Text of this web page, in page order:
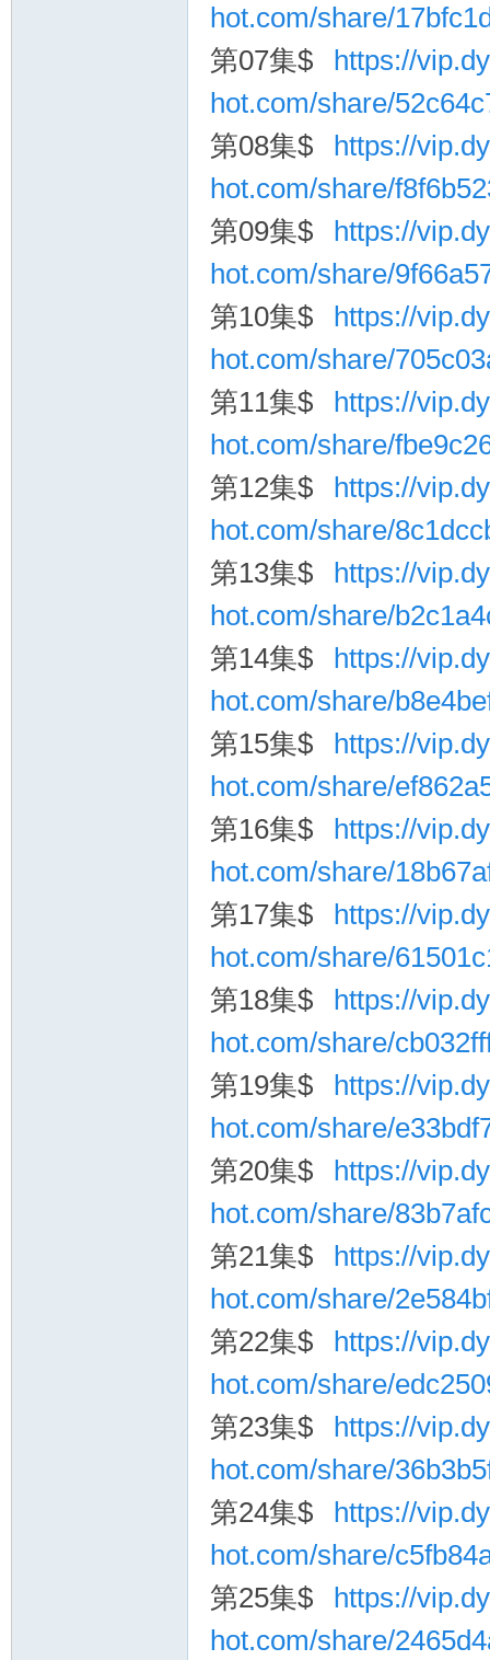
hot.com/share/
第07集$
https://
hot.com/share/
第08集$
https://
hot.com/share/
第09集$
https://
hot.com/share/
第10集$
https://
hot.com/share/
第11集$
https://
hot.com/share/
第12集$
https://
hot.com/share/
第13集$
https://
hot.com/share/
第14集$
https://
hot.com/share/
第15集$
https://
hot.com/share/
第16集$
https://
hot.com/share/
第17集$
https://
hot.com/share/
第18集$
https://
hot.com/share/
第19集$
https://
hot.com/share/
第20集$
https://
hot.com/share/
第21集$
https://
hot.com/share/
第22集$
https://
hot.com/share/
第23集$
https://
hot.com/share/
第24集$
https://
hot.com/share/
第25集$
https://
hot.com/share/